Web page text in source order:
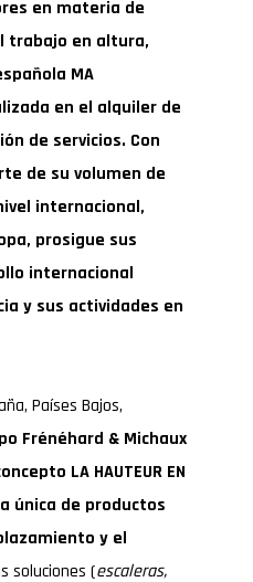
en materia de
trabajo en altura,
MA
en el alquiler de
de servicios. Con
de su volumen de
internacional,
prosigue sus
internacional
y sus actividades en
Países Bajos,
Frénéhard & Michaux
LA HAUTEUR EN
única de productos
y el
soluciones (escaleras,